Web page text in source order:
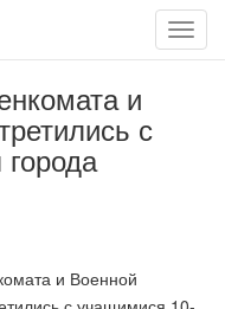
Меню
и
с
и Военной